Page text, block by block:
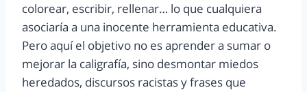
colorear, escribir, rellenar… lo que cualquiera
asociaría a una inocente herramienta educativa.
Pero aquí el objetivo no es aprender a sumar o
mejorar la caligrafía, sino desmontar miedos
heredados, discursos racistas y frases que